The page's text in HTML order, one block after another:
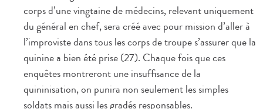
corps d’une vingtaine de médecins, relevant uniquement
du général en chef, sera créé avec pour mission d’aller à
l’improviste dans tous les corps de troupe s’assurer que la
quinine a bien été prise (27). Chaque fois que ces
enquêtes montreront une insuffisance de la
quininisation, on punira non seulement les simples
soldats mais aussi les gradés responsables.